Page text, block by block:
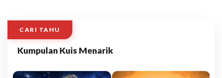
CARI TAHU
Kumpulan Kuis Menarik